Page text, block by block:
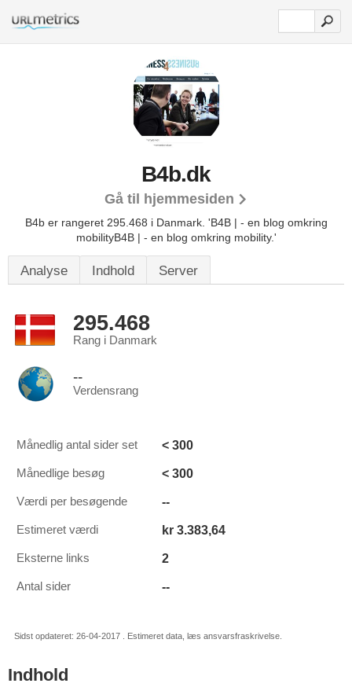
B4b.dk
Gå til hjemmesiden
B4b er rangeret 295.468 i Danmark. 'B4B | - en blog omkring
mobilityB4B | - en blog omkring mobility.'
Analyse Indhold Server
295.468
Rang i Danmark
--
Verdensrang
Månedlig antal sider set < 300
Månedlige besøg < 300
Værdi per besøgende --
Estimeret værdi kr 3.383,64
Eksterne links 2
Antal sider --
Sidst opdateret: 26-04-2017 . Estimeret data, læs ansvarsfraskrivelse.
Indhold